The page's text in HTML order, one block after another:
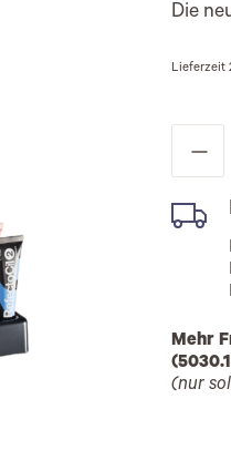
Die
Lieferzeit
Mehr
(nur